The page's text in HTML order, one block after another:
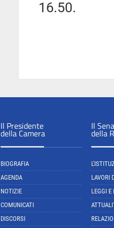
16.50.
Il Presidente
della Camera
BIOGRAFIA
AGENDA
NOTIZIE
COMUNICATI
DISCORSI
Il
della
LAVORI
LEGGI E